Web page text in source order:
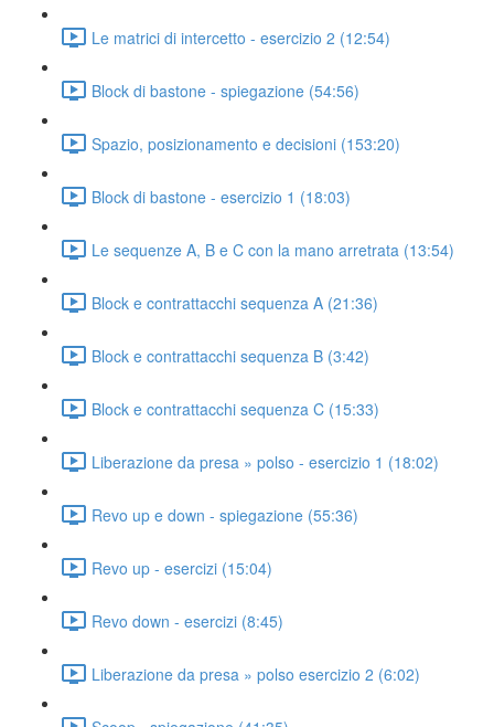
Le matrici di intercetto - esercizio 2 (12:54)
Block di bastone - spiegazione (54:56)
Spazio, posizionamento e decisioni (153:20)
Block di bastone - esercizio 1 (18:03)
Le sequenze A, B e C con la mano arretrata (13:54)
Block e contrattacchi sequenza A (21:36)
Block e contrattacchi sequenza B (3:42)
Block e contrattacchi sequenza C (15:33)
Liberazione da presa » polso - esercizio 1 (18:02)
Revo up e down - spiegazione (55:36)
Revo up - esercizi (15:04)
Revo down - esercizi (8:45)
Liberazione da presa » polso esercizio 2 (6:02)